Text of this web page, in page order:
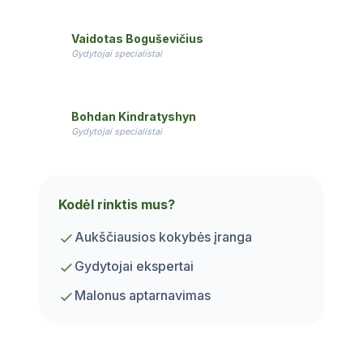
Vaidotas Boguševičius
Gydytojai specialistai
Bohdan Kindratyshyn
Gydytojai specialistai
Kodėl rinktis mus?
Aukščiausios kokybės įranga
Gydytojai ekspertai
Malonus aptarnavimas